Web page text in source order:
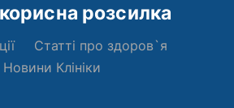
розсилка
Статті про здоров`я
Новини Клініки